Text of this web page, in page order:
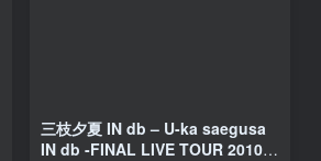
三枝夕夏 IN db – U-ka saegusa
IN db -FINAL LIVE TOUR 2010-